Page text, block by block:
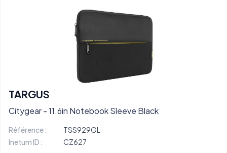
TARGUS
Citygear - 11.6in Notebook Sleeve Black
Référence :
TSS929GL
Inetum ID :
CZ627